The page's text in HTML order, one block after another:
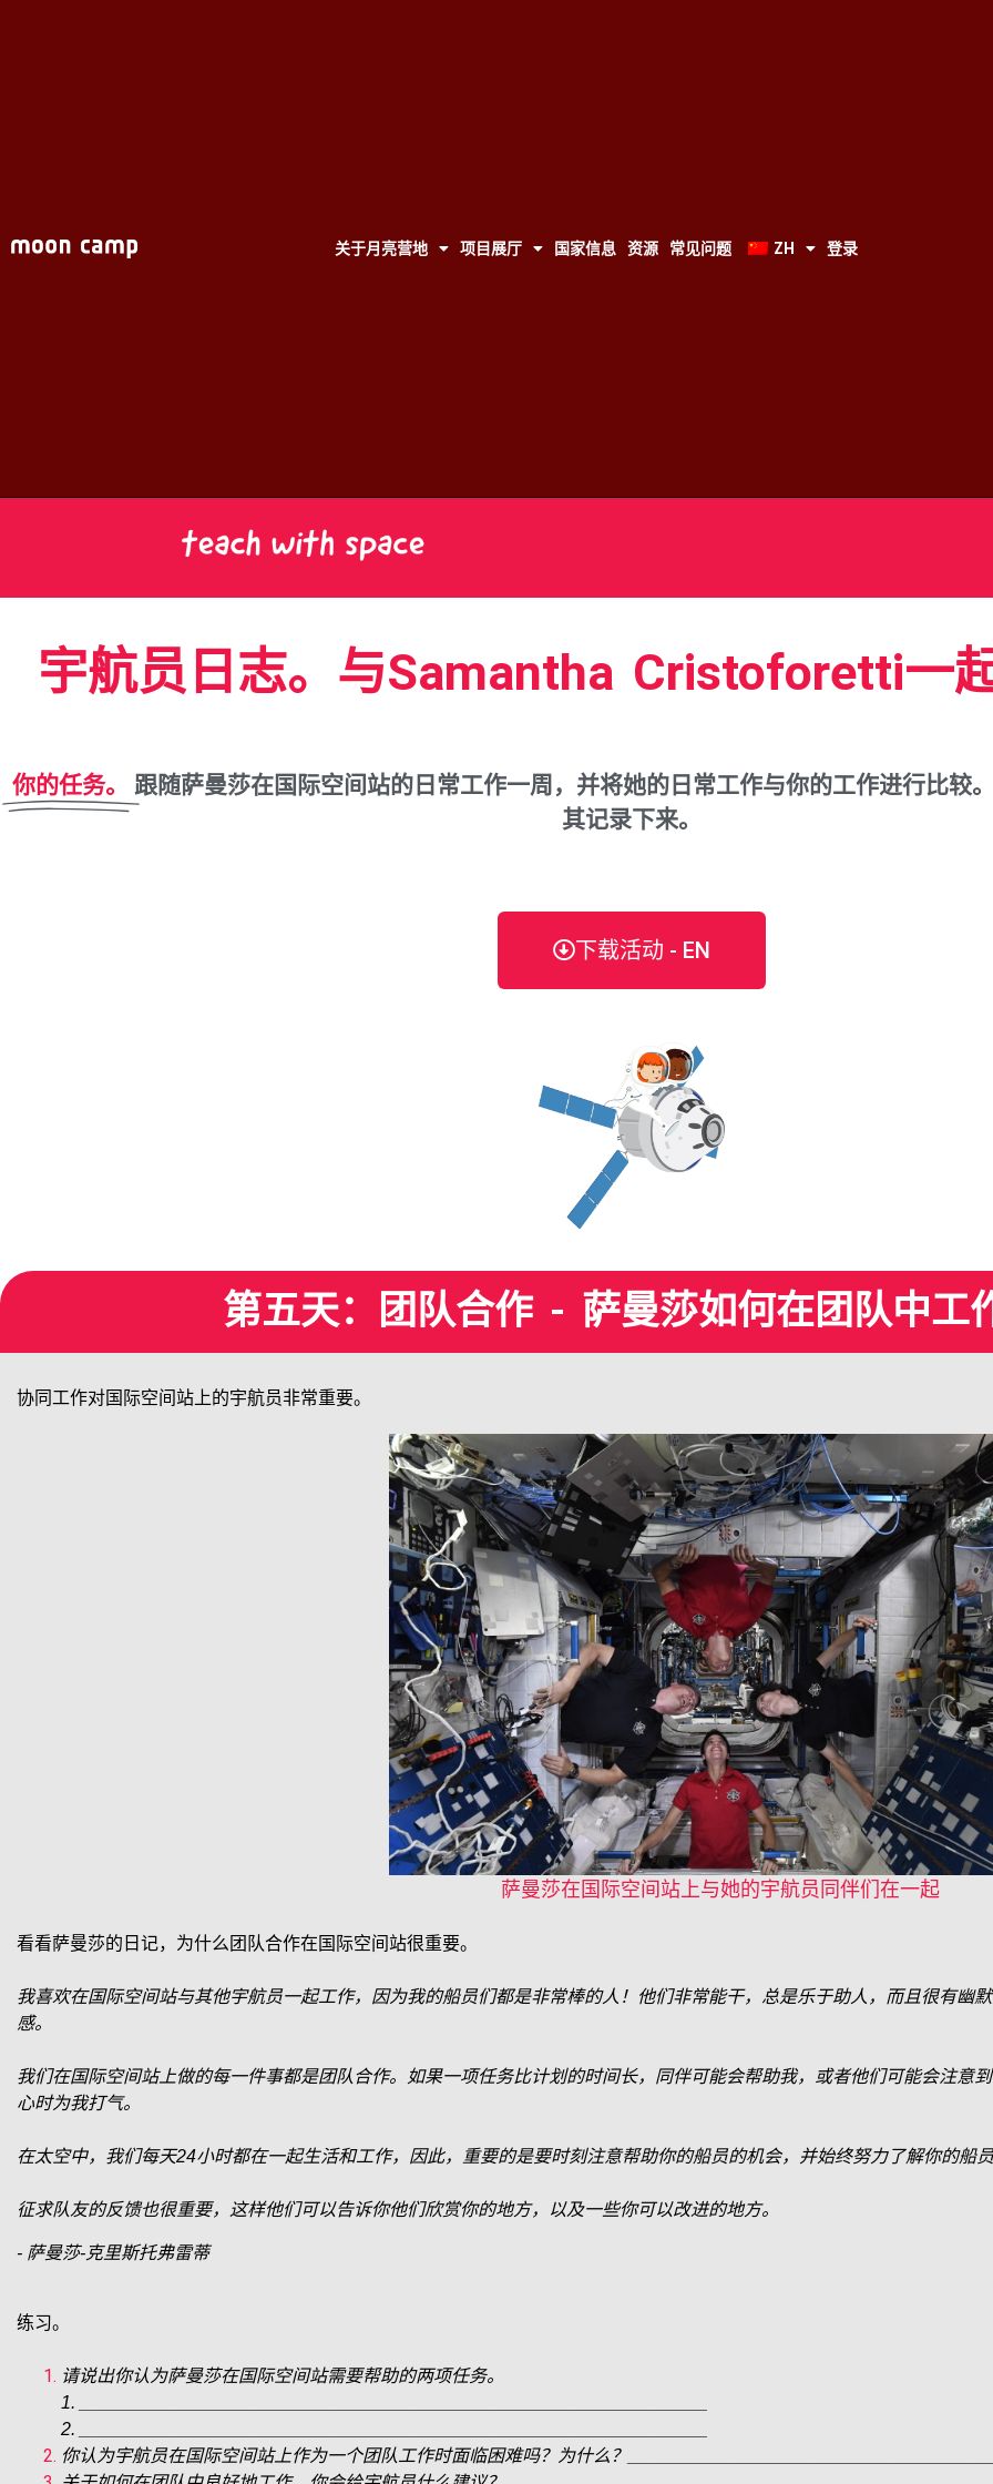
关于月亮营地 项目展厅 国家信息 资源 常见问题 ZH 登录
宇航员日志。与Samantha Cristoforetti一
你的任务。
跟随萨曼莎在国际空间站的日常工作一周，并将她的日常工作与你的工作进行比较
其记录下来。
下载活动 - EN
第五天：团队合作 - 萨曼莎如何在团队中工
协同工作对国际空间站上的宇航员非常重要。
萨曼莎在国际空间站上与她的宇航员同伴们在一起
看看萨曼莎的日记，为什么团队合作在国际空间站很重要。
我喜欢在国际空间站与其他宇航员一起工作，因为我的船员们都是非常棒的人！他们非常能干，总是乐于助人，而且很有幽
感。
我们在国际空间站上做的每一件事都是团队合作。如果一项任务比计划的时间长，同伴可能会帮助我，或者他们可能会注意
心时为我打气。
在太空中，我们每天24小时都在一起生活和工作，因此，重要的是要时刻注意帮助你的船员的机会，并始终努力了解你的船
征求队友的反馈也很重要，这样他们可以告诉你他们欣赏你的地方，以及一些你可以改进的地方。
- 萨曼莎-克里斯托弗雷蒂
练习。
请说出你认为萨曼莎在国际空间站需要帮助的两项任务。
1. _______________________________________________________________
2. _______________________________________________________________
你认为宇航员在国际空间站上作为一个团队工作时面临困难吗？为什么？